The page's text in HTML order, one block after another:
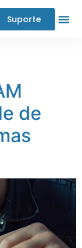
Suporte
de